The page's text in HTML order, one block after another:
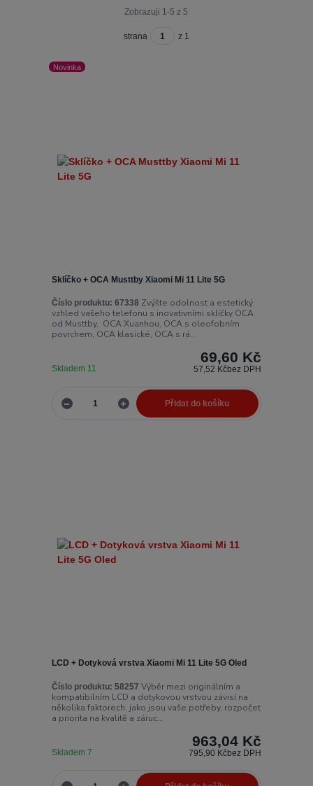
Zobrazuji 1-5 z 5
strana z 1
Novinka
Sklíčko + OCA Musttby Xiaomi Mi 11 Lite 5G
Číslo produktu: 67338 Zvýšte odolnost a estetický
vzhled vašeho telefonu s inovativními sklíčky OCA
od Musttby, OCA Xuanhou, OCA s oleofobním
povrchem, OCA klasické, OCA s rá...
69,60 Kč
57,52 Kčbez DPH
Skladem 11
Přidat do košíku
LCD + Dotyková vrstva Xiaomi Mi 11 Lite 5G Oled
Číslo produktu: 58257 Výběr mezi originálním a
kompatibilním LCD a dotykovou vrstvou závisí na
několika faktorech, jako jsou vaše potřeby, rozpočet
a priorita na kvalitě a záruc...
963,04 Kč
795,90 Kčbez DPH
Skladem 7